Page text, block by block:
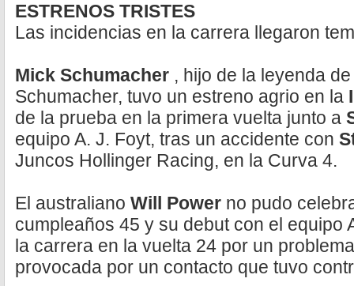
ESTRENOS TRISTES
Las incidencias en la carrera llegaron
Mick Schumacher , hijo de la leyenda
Schumacher, tuvo un estreno agrio en la
de la prueba en la primera vuelta junto a
equipo A. J. Foyt, tras un accidente con
Juncos Hollinger Racing, en la Curva 4.
El australiano Will Power no pudo
cumpleaños 45 y su debut con el equipo
la carrera en la vuelta 24 por un
provocada por un contacto que tuvo